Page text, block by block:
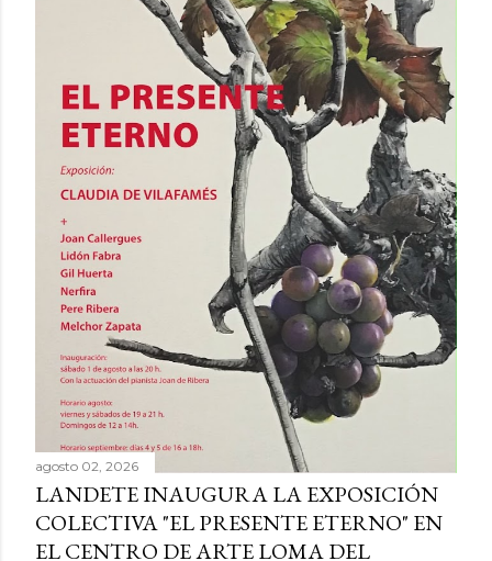
agosto 02, 2026
LANDETE INAUGURA LA EXPOSICIÓN
COLECTIVA "EL PRESENTE ETERNO" EN
EL CENTRO DE ARTE LOMA DEL